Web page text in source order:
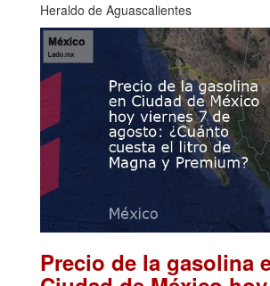
Heraldo de Aguascalientes
Precio de la gasolina